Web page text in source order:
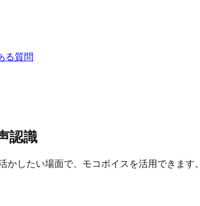
る質問
認識
したい場面で、モコボイスを活用できます。